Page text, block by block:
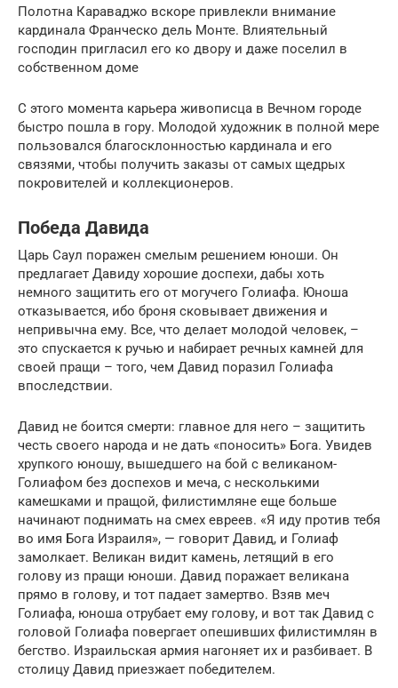
Полотна Караваджо вскоре привлекли внимание
кардинала Франческо дель Монте. Влиятельный
господин пригласил его ко двору и даже поселил в
собственном доме
С этого момента карьера живописца в Вечном городе
быстро пошла в гору. Молодой художник в полной мере
пользовался благосклонностью кардинала и его
связями, чтобы получить заказы от самых щедрых
покровителей и коллекционеров.
Победа Давида
Царь Саул поражен смелым решением юноши. Он
предлагает Давиду хорошие доспехи, дабы хоть
немного защитить его от могучего Голиафа. Юноша
отказывается, ибо броня сковывает движения и
непривычна ему. Все, что делает молодой человек, –
это спускается к ручью и набирает речных камней для
своей пращи – того, чем Давид поразил Голиафа
впоследствии.
Давид не боится смерти: главное для него – защитить
честь своего народа и не дать «поносить» Бога. Увидев
хрупкого юношу, вышедшего на бой с великаном-
Голиафом без доспехов и меча, с несколькими
камешками и пращой, филистимляне еще больше
начинают поднимать на смех евреев. «Я иду против тебя
во имя Бога Израиля», — говорит Давид, и Голиаф
замолкает. Великан видит камень, летящий в его
голову из пращи юноши. Давид поражает великана
прямо в голову, и тот падает замертво. Взяв меч
Голиафа, юноша отрубает ему голову, и вот так Давид с
головой Голиафа повергает опешивших филистимлян в
бегство. Израильская армия нагоняет их и разбивает. В
столицу Давид приезжает победителем.